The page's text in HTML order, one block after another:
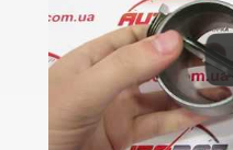
5 Series F11
5 Series G30/G31
5 Series G60/G61/G68